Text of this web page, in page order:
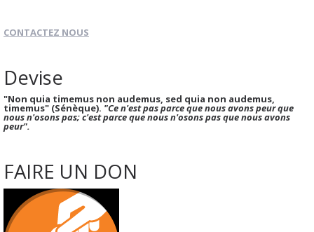
CONTACTEZ NOUS
Devise
"Non quia timemus non audemus, sed quia non audemus,
timemus" (Sénèque). "Ce n'est pas parce que nous avons peur que
nous n'osons pas; c'est parce que nous n'osons pas que nous avons
peur".
FAIRE UN DON